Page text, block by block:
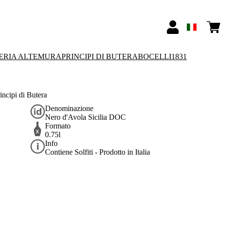
ALTEMURAPRINCIPI DI BUTERABOCELLI1831
di Butera
Denominazione
Nero d'Avola Sicilia DOC
Formato
0.75l
Info
Contiene Solfiti - Prodotto in Italia